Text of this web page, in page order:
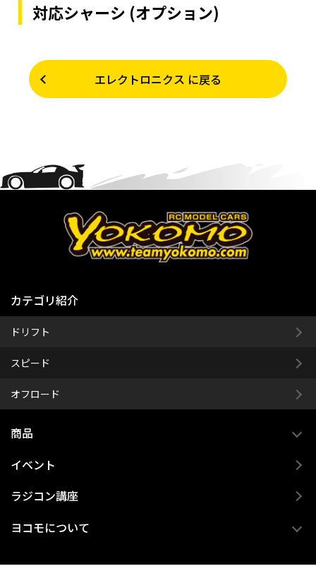
対応シャーシ (オプション)
エレクトロニクス に戻る
カテゴリ紹介
ドリフト
スピード
オフロード
商品
イベント
ラジコン講座
ヨコモについて